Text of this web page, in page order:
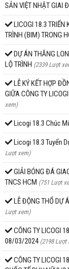
SẢN VIỆT NHẬT GIAI
LICOGI 18.3 TRIỂN
TRÌNH (BIM) TRONG
DỰ ÁN THĂNG
LỘ TRÌNH (2339 Lượt
LỄ KÝ KẾT HỢP
GIỮA CÔNG TY
xem)
Licogi 18.3 Chúc
Licogi 18.3 Tuyển
Lượt xem)
GIẢI BÓNG ĐÁ
TNCS HCM (751 Lượt
LỄ ĐỘNG THỔ DỰ
Lượt xem)
CÔNG TY LICOGI
08/03/2024 (2198 Lượt
CÔNG TY LICOGI